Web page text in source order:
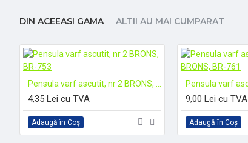
DIN ACEEASI GAMA ALTII AU MAI CUMPARAT
4,35 Lei cu TVA
Adaugă în Coş
9,00 Lei cu TVA
Adaugă în Coş